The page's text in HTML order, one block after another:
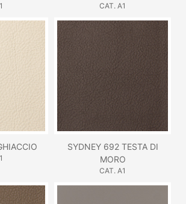
CAT. A1
SYDNEY 692 TESTA DI
MORO
CAT. A1